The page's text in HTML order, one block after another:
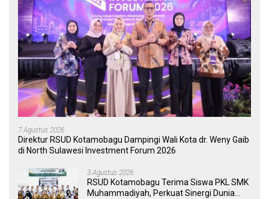
7 Agustus 2026
Direktur RSUD Kotamobagu Dampingi Wali Kota dr. Weny Gaib
di North Sulawesi Investment Forum 2026
3 Agustus 2026
RSUD Kotamobagu Terima Siswa PKL SMK
Muhammadiyah, Perkuat Sinergi Dunia